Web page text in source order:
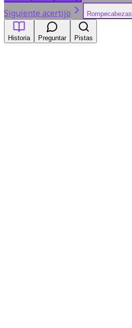
Siguiente acertijo Rompecabezas
Historia Preguntar Pistas